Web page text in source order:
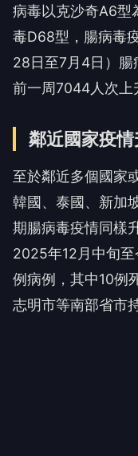
病毒以克沙奇A6型
毒D68型，腸病毒
28日至7月4日）
前一周7044人次上
鄰近國家疫
至於鄰近多個國家
韓國、泰國、新加
期腸病毒疫情同樣
2025年12月中旬
例病例，其中10例
志明市等南部省市